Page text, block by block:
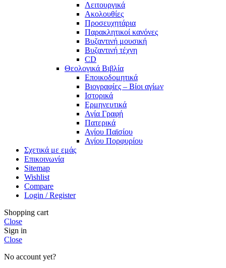
Λειτουργικά
Ακολουθίες
Προσευχητάρια
Παρακλητικοί κανόνες
Βυζαντινή μουσική
Βυζαντινή τέχνη
CD
Θεολογικά Βιβλία
Εποικοδομητικά
Βιογραφίες – Βίοι αγίων
Ιστορικά
Ερμηνευτικά
Αγία Γραφή
Πατερικά
Αγίου Παϊσίου
Αγίου Πορφυρίου
Σχετικά με εμάς
Επικοινωνία
Sitemap
Wishlist
Compare
Login / Register
Shopping cart
Close
Sign in
Close
No account yet?